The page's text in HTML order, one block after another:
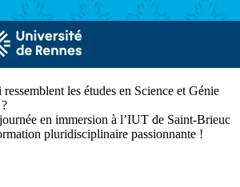
les études en Science et Génie
en immersion à l’IUT de Saint-Brieuc
pluridisciplinaire passionnante !